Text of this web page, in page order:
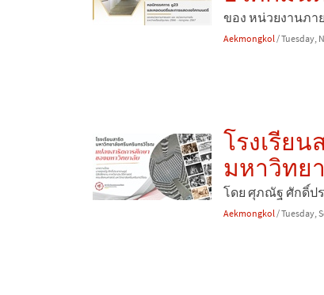
ของ หน่วยงานภา
Aekmongkol/ Tuesday,
โรงเรีย
มหาวิทย
โดย ศุภณัฐ ศักดิ์ป
Aekmongkol/ Tuesday,